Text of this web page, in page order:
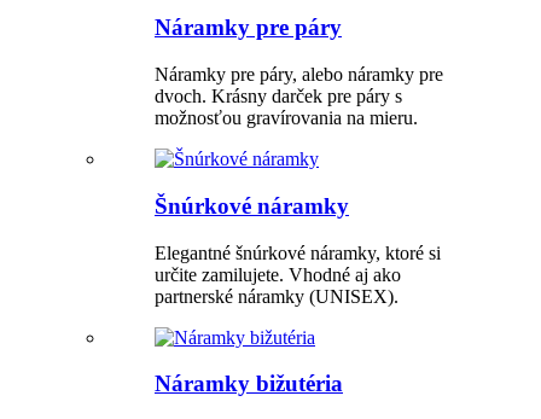
Náramky pre páry
Náramky pre páry, alebo náramky pre
dvoch. Krásny darček pre páry s
možnosťou gravírovania na mieru.
Šnúrkové náramky
Elegantné šnúrkové náramky, ktoré si
určite zamilujete. Vhodné aj ako
partnerské náramky (UNISEX).
Náramky bižutéria